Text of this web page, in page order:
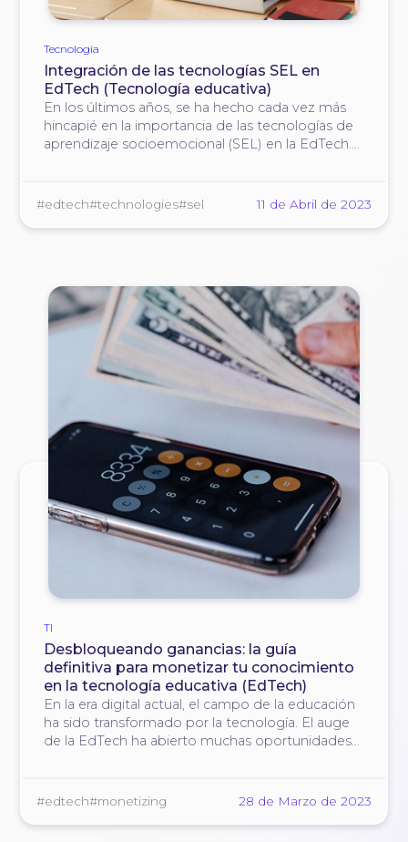
Tecnología
Integración de las tecnologías SEL en
EdTech (Tecnología educativa)
En los últimos años, se ha hecho cada vez más
hincapié en la importancia de las tecnologías de
aprendizaje socioemocional (SEL) en la EdTech.
autogestión, la conciencia social, las habilidades
para relacionarse y …
#edtech#technologies#sel 11 de Abril de 2023
TI
Desbloqueando ganancias: la guía
definitiva para monetizar tu conocimiento
en la tecnología educativa (EdTech)
En la era digital actual, el campo de la educación
ha sido transformado por la tecnología. El auge
de la EdTech ha abierto muchas oportunidades
escritor o experto en cualquier otro …
#edtech#monetizing 28 de Marzo de 2023